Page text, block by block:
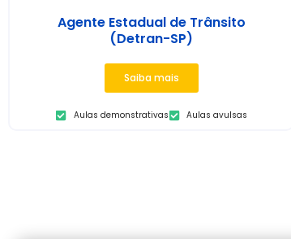
Agente Estadual de Trânsito
(Detran-SP)
Saiba mais
Aulas demonstrativas Aulas avulsas